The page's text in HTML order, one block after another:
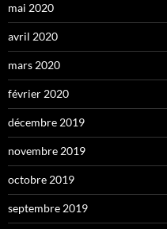
mai 2020
avril 2020
mars 2020
février 2020
décembre 2019
novembre 2019
octobre 2019
septembre 2019